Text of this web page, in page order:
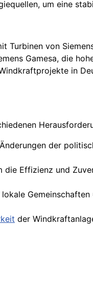
um eine
Turbinen von
Gamesa, die
in
der
die Effizienz und
der